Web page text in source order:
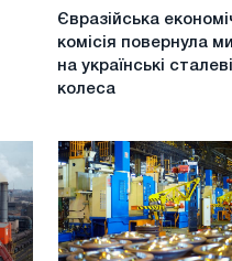
Євразійська
економічна
повернула
українські
сталеві
колеса
Євразійська
комісія повернула
на українські сталеві
колеса